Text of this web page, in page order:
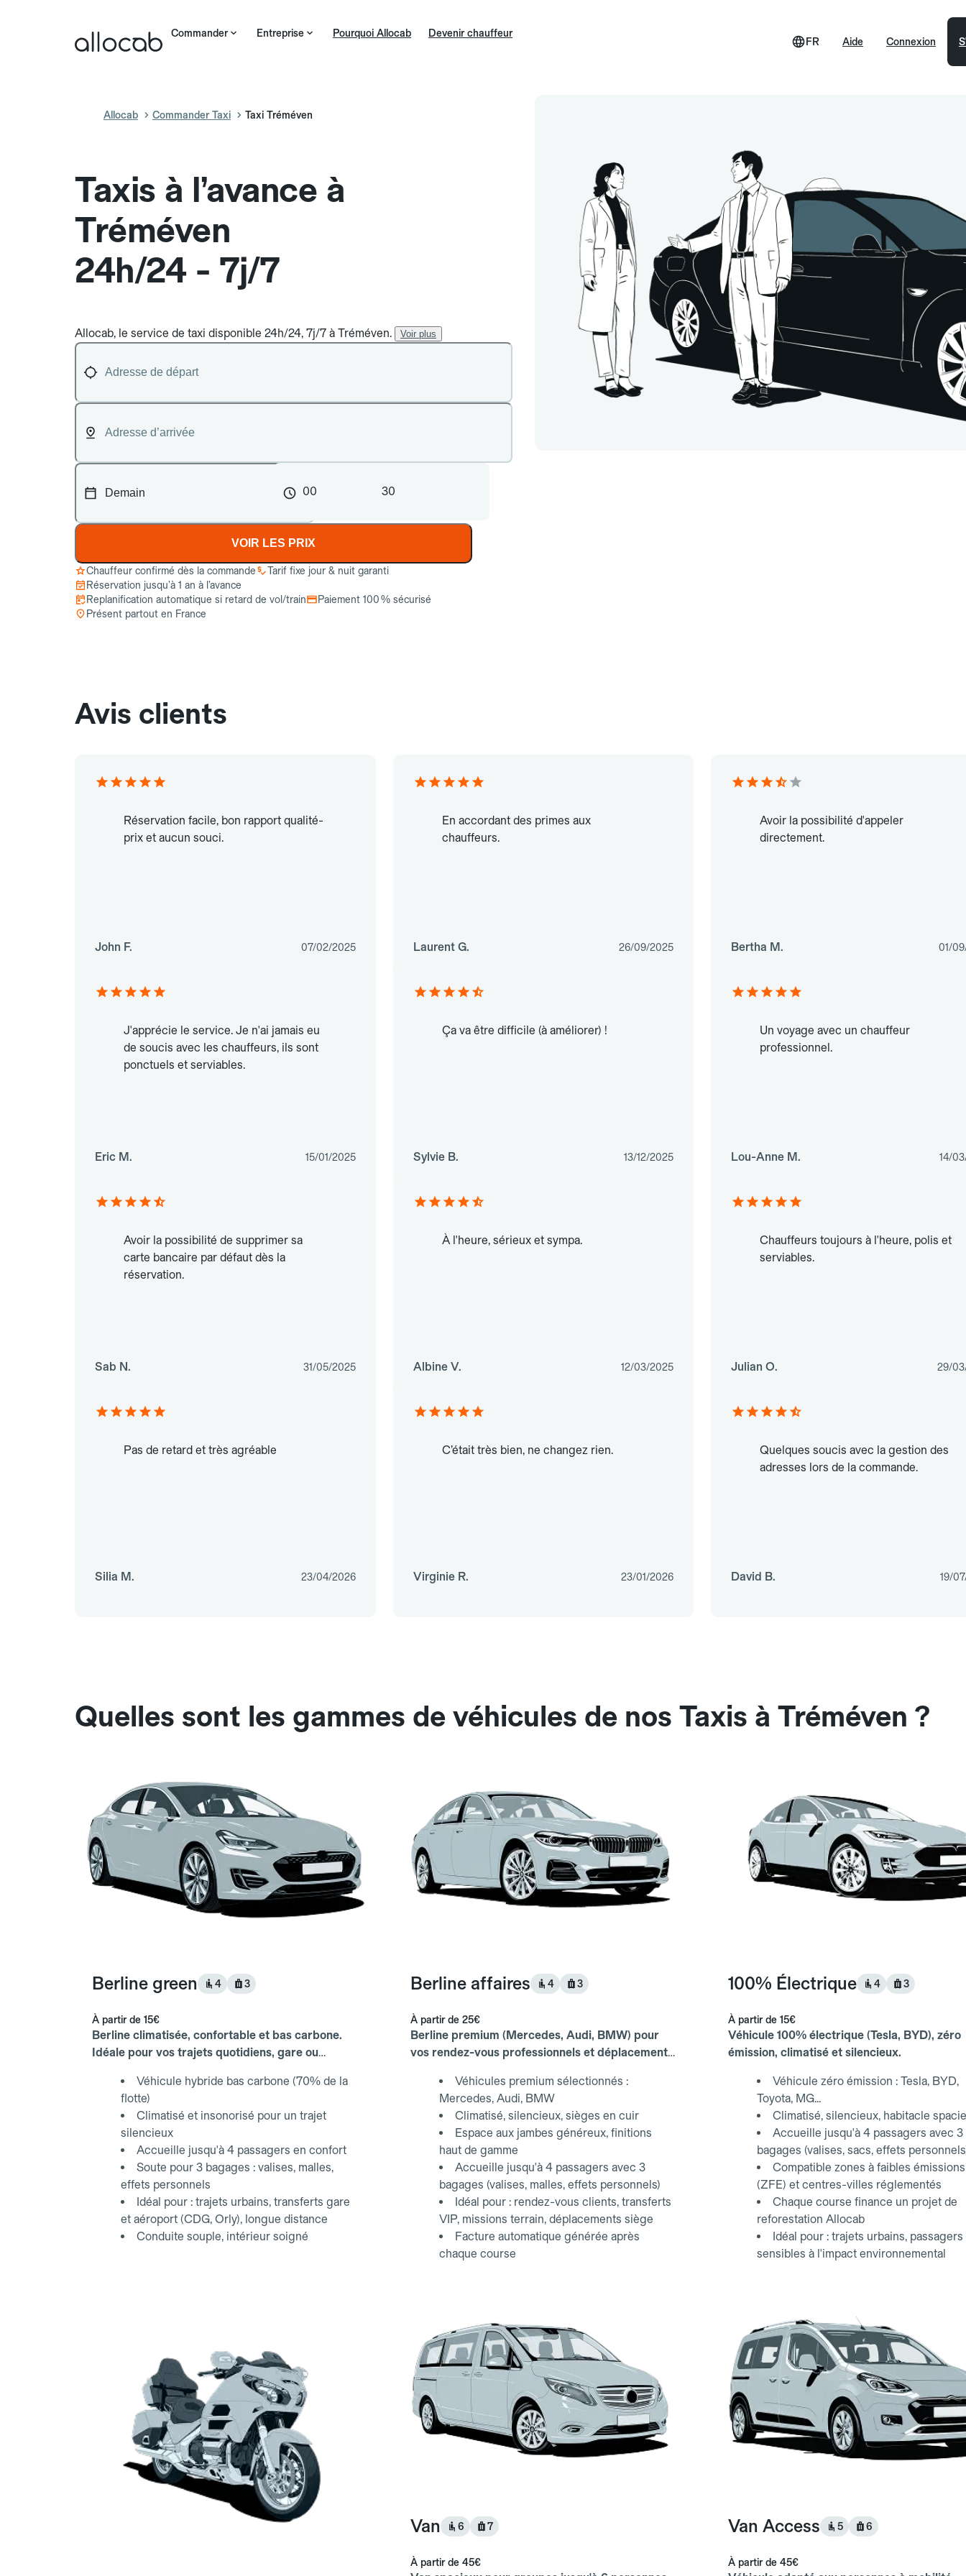
Commander Entreprise Pourquoi Allocab Devenir chauffeur
Aide
FR Connexion
Allocab Commander Taxi Taxi Tréméven
Taxis à l’avance à
Tréméven
24h/24 - 7j/7
Allocab, le service de taxi disponible 24h/24, 7j/7 à Tréméven. Voir plus
00 30
VOIR LES PRIX
Chauffeur confirmé dès la commande
Tarif fixe jour & nuit garanti
Réservation jusqu’à 1 an à l’avance
Replanification automatique si retard de vol/train
Paiement 100 % sécurisé
Présent partout en France
Avis clients
Réservation facile, bon rapport qualité-
prix et aucun souci.
John F. 07/02/2025
En accordant des primes aux
chauffeurs.
Laurent G. 26/09/2025
Avoir la possibilité d'appeler
directement.
Bertha M. 01/
J'apprécie le service. Je n'ai jamais eu
de soucis avec les chauffeurs, ils sont
ponctuels et serviables.
Eric M. 15/01/2025
Ça va être difficile (à améliorer) !
Sylvie B. 13/12/2025
Un voyage avec un chauffeur
professionnel.
Lou-Anne M. 14/
Avoir la possibilité de supprimer sa
carte bancaire par défaut dès la
réservation.
Sab N. 31/05/2025
À l'heure, sérieux et sympa.
Albine V. 12/03/2025
Chauffeurs toujours à l'heure, polis et
serviables.
Julian O. 29/
Pas de retard et très agréable
Silia M. 23/04/2026
C’était très bien, ne changez rien.
Virginie R. 23/01/2026
Quelques soucis avec la gestion des
adresses lors de la commande.
David B. 19/
Quelles sont les gammes de véhicules de nos Taxis à Tréméven ?
Berline green 4 3
À partir de 15€
Berline climatisée, confortable et bas carbone.
Idéale pour vos trajets quotidiens, gare ou
Véhicule hybride bas carbone (70% de la
flotte)
Climatisé et insonorisé pour un trajet
silencieux
Accueille jusqu'à 4 passagers en confort
Soute pour 3 bagages : valises, malles,
effets personnels
Idéal pour : trajets urbains, transferts gare
et aéroport (CDG, Orly), longue distance
Conduite souple, intérieur soigné
Berline affaires 4 3
À partir de 25€
Berline premium (Mercedes, Audi, BMW) pour
vos rendez-vous professionnels et déplacements
Véhicules premium sélectionnés :
Mercedes, Audi, BMW
Climatisé, silencieux, sièges en cuir
Espace aux jambes généreux, finitions
haut de gamme
Accueille jusqu'à 4 passagers avec 3
bagages (valises, malles, effets personnels)
Idéal pour : rendez-vous clients, transferts
VIP, missions terrain, déplacements siège
Facture automatique générée après
chaque course
100% Électrique 4 3
À partir de 15€
Véhicule 100% électrique (Tesla, BYD), zéro
émission, climatisé et silencieux.
Véhicule zéro émission : Tesla, BYD,
Toyota, MG...
Climatisé, silencieux, habitacle
Accueille jusqu'à 4 passagers avec 3
bagages (valises, sacs, effets
Compatible zones à faibles émissions
(ZFE) et centres-villes réglementés
Chaque course finance un projet de
reforestation Allocab
Idéal pour : trajets urbains, passagers
sensibles à l'impact environnemental
Van 6 7
À partir de 45€
Van Access 5 6
À partir de 45€